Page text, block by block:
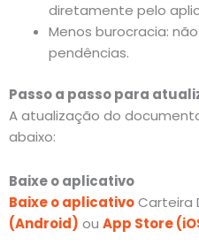
diretamente pelo
Menos burocracia:
pendências.
Passo a passo para
A atualização do
abaixo:
Baixe o aplicativo
Baixe o aplicativoCarteira
(Android) ou App Store